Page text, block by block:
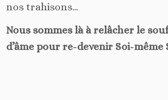
nos trahisons…
Nous sommes là à relâcher le
d’âme pour re-devenir Soi-même